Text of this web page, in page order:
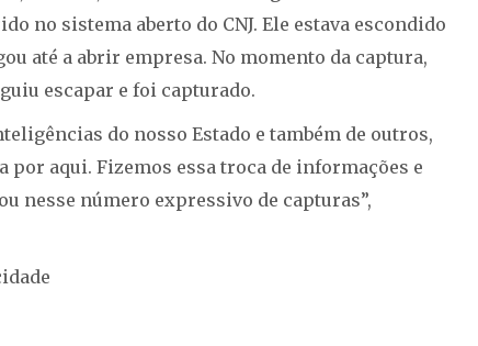
no sistema aberto do CNJ. Ele estava escondido
até a abrir empresa. No momento da captura,
escapar e foi capturado.
do nosso Estado e também de outros,
aqui. Fizemos essa troca de informações e
nesse número expressivo de capturas”,